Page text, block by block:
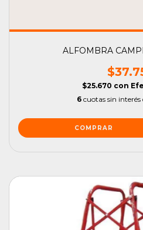
ALFOMBRA
$25.670 con
6 cuotas sin interés